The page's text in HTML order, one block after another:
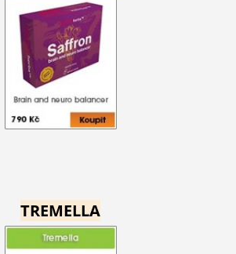
TREMELLA